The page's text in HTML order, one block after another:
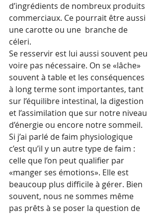
d’ingrédients de nombreux produits
commerciaux. Ce pourrait être aussi
une carotte ou une  branche de
céleri.
Se resservir est lui aussi souvent peu
voire pas nécessaire. On se «lâche»
souvent à table et les conséquences
à long terme sont importantes, tant
sur l’équilibre intestinal, la digestion
et l’assimilation que sur notre niveau
d’énergie ou encore notre sommeil.
Si j’ai parlé de faim physiologique
c’est qu’il y un autre type de faim :
celle que l’on peut qualifier par
«manger ses émotions». Elle est
beaucoup plus difficile à gérer. Bien
souvent, nous ne sommes même
pas prêts à se poser la question de